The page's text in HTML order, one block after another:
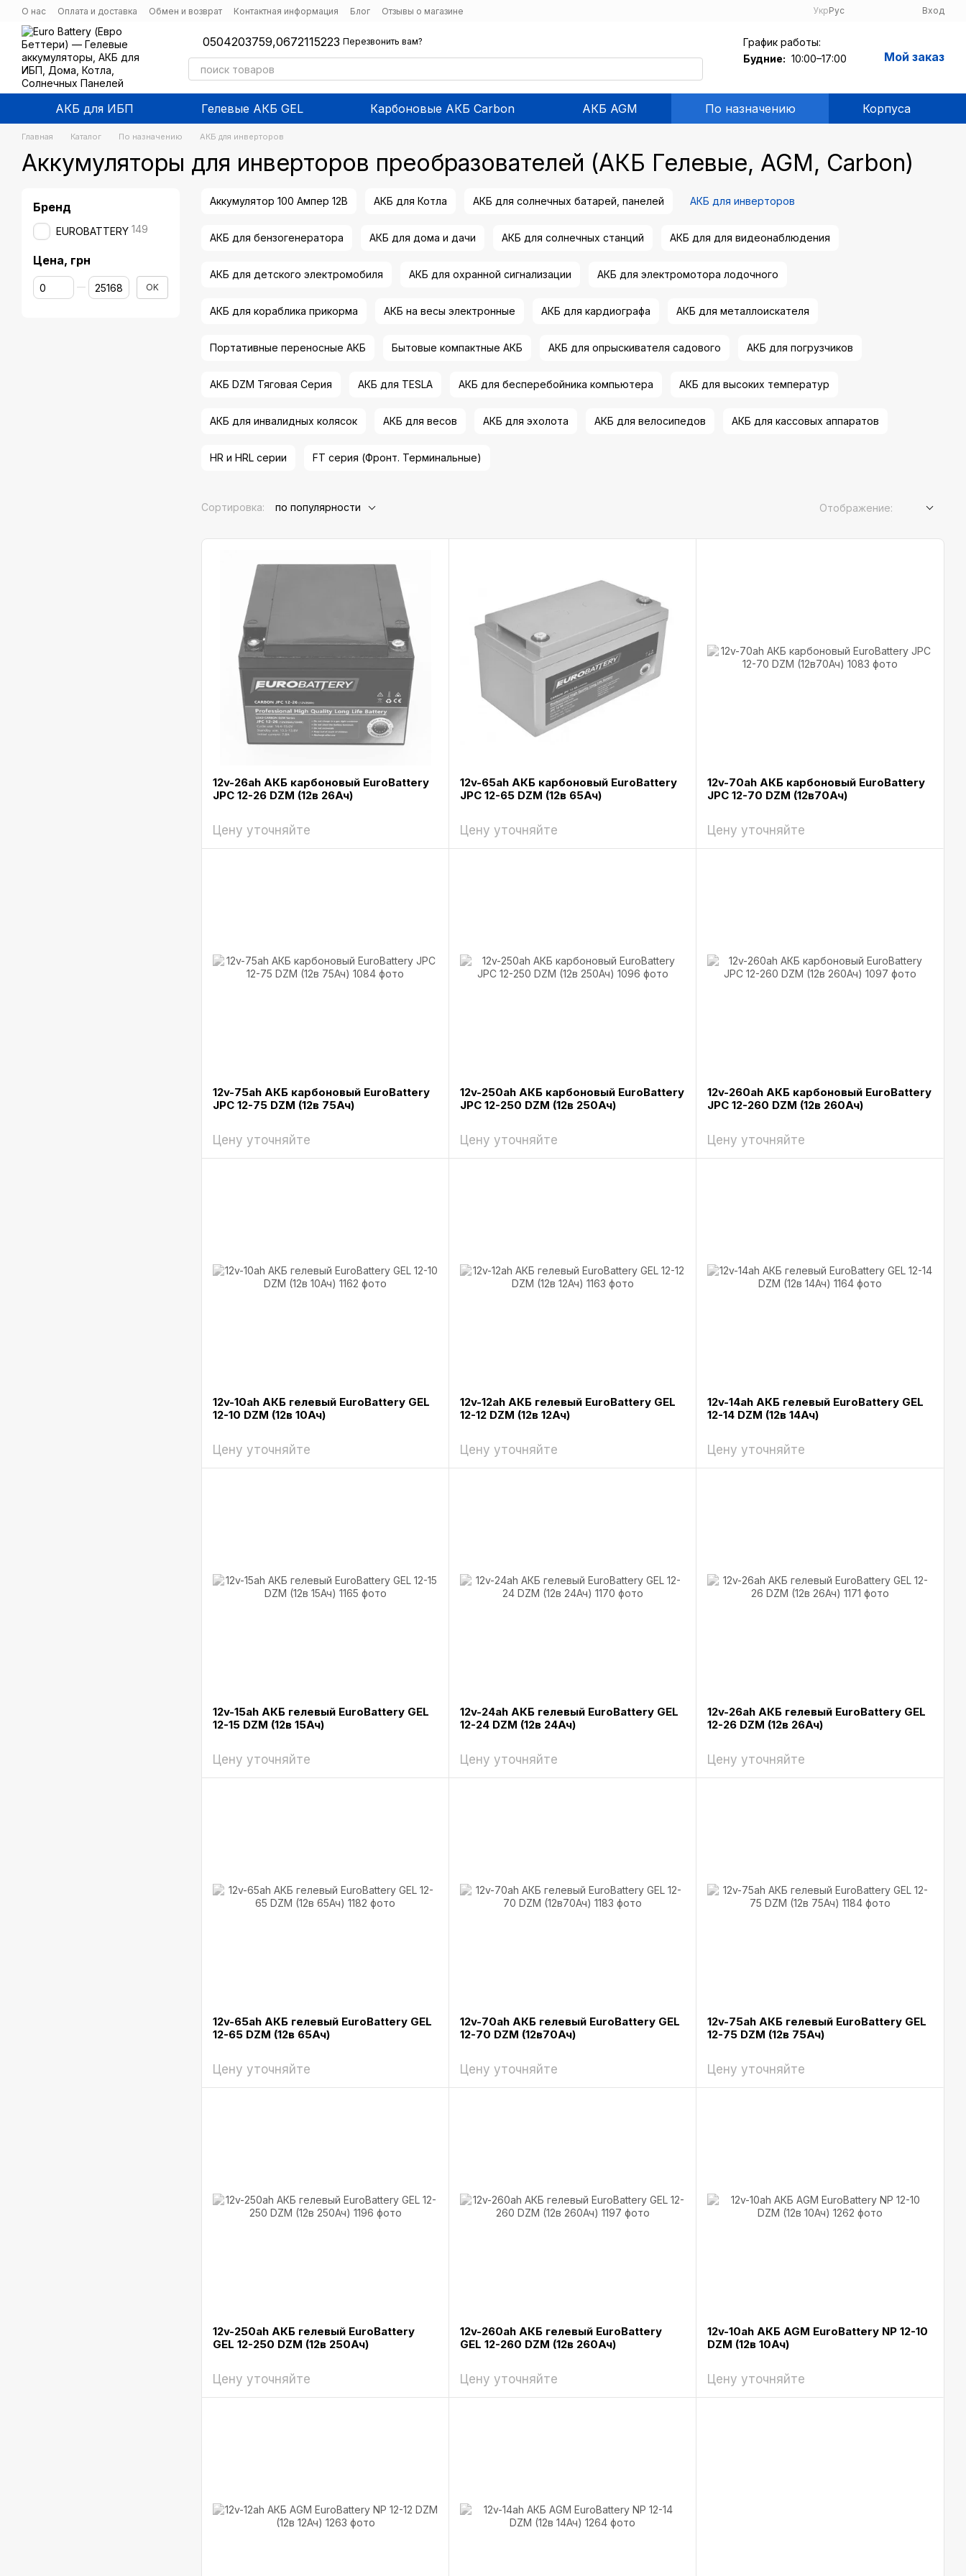
Перейти к основному контенту
О нас Оплата и доставка Обмен и возврат Контактная информация Блог Отзывы о магазине УкрРус Вход
0504203759,0672115223 Перезвонить вам?
График работы:
Будние: 10:00–17:00 Мой заказ
АКБ для ИБП Гелевые АКБ GEL Карбоновые АКБ Carbon АКБ AGM По назначению Корпуса
Главная Каталог По назначению АКБ для инверторов
Аккумуляторы для инверторов преобразователей (АКБ Гелевые, AGM, Carbon)
Аккумулятор 100 Ампер 12В АКБ для Котла АКБ для солнечных батарей, панелей АКБ для инверторов
АКБ для бензогенератора АКБ для дома и дачи АКБ для солнечных станций АКБ для для видеонаблюдения
АКБ для детского электромобиля АКБ для охранной сигнализации АКБ для электромотора лодочного
АКБ для кораблика прикорма АКБ на весы электронные АКБ для кардиографа АКБ для металлоискателя
Портативные переносные АКБ Бытовые компактные АКБ АКБ для опрыскивателя садового АКБ для погрузчиков
АКБ DZM Тяговая Серия АКБ для TESLA АКБ для бесперебойника компьютера АКБ для высоких температур
АКБ для инвалидных колясок АКБ для весов АКБ для эхолота АКБ для велосипедов АКБ для кассовых аппаратов
HR и HRL серии FT серия (Фронт. Терминальные)
Сортировка: по популярности Отображение:
12v-26ah АКБ карбоновый EuroBattery
JPC 12-26 DZM (12в 26Ач)
Цену уточняйте
12v-65ah АКБ карбоновый EuroBattery
JPC 12-65 DZM (12в 65Ач)
Цену уточняйте
12v-70ah АКБ карбоновый EuroBattery
JPC 12-70 DZM (12в70Ач)
Цену уточняйте
12v-75ah АКБ карбоновый EuroBattery
JPC 12-75 DZM (12в 75Ач)
Цену уточняйте
12v-250ah АКБ карбоновый EuroBattery
JPC 12-250 DZM (12в 250Ач)
Цену уточняйте
12v-260ah АКБ карбоновый EuroBattery
JPC 12-260 DZM (12в 260Ач)
Цену уточняйте
12v-10ah АКБ гелевый EuroBattery GEL
12-10 DZM (12в 10Ач)
Цену уточняйте
12v-12ah АКБ гелевый EuroBattery GEL
12-12 DZM (12в 12Ач)
Цену уточняйте
12v-14ah АКБ гелевый EuroBattery GEL
12-14 DZM (12в 14Ач)
Цену уточняйте
12v-15ah АКБ гелевый EuroBattery GEL
12-15 DZM (12в 15Ач)
Цену уточняйте
12v-24ah АКБ гелевый EuroBattery GEL
12-24 DZM (12в 24Ач)
Цену уточняйте
12v-26ah АКБ гелевый EuroBattery GEL
12-26 DZM (12в 26Ач)
Цену уточняйте
12v-65ah АКБ гелевый EuroBattery GEL
12-65 DZM (12в 65Ач)
Цену уточняйте
12v-70ah АКБ гелевый EuroBattery GEL
12-70 DZM (12в70Ач)
Цену уточняйте
12v-75ah АКБ гелевый EuroBattery GEL
12-75 DZM (12в 75Ач)
Цену уточняйте
12v-250ah АКБ гелевый EuroBattery
GEL 12-250 DZM (12в 250Ач)
Цену уточняйте
12v-260ah АКБ гелевый EuroBattery
GEL 12-260 DZM (12в 260Ач)
Цену уточняйте
12v-10ah АКБ AGM EuroBattery NP 12-10
DZM (12в 10Ач)
Цену уточняйте
Бренд
EUROBATTERY 149
Цена, грн
От Цена, грн
До Цена, грн OK